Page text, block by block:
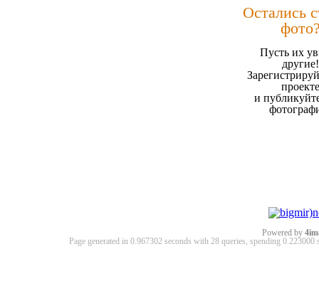
Остались
Пусть их
другие!
проекте
и
Powered by
Page generated in 0.967302 seconds with 28 queries, spending